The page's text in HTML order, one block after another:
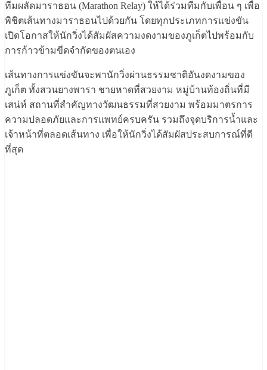
ทีมผลัดมาราธอน (Marathon Relay) ให้ได้ร่วมทีมกับเพื่อน ๆ เพื่อ
พิชิตเส้นทางมาราธอนไปด้วยกัน โดยทุกประเภทการแข่งขัน
เปิดโอกาสให้นักวิ่งได้สัมผัสความงดงามของภูเก็ตไปพร้อมกับ
การก้าวข้ามขีดจำกัดของตนเอง
เส้นทางการแข่งขันจะพานักวิ่งผ่านธรรมชาติอันงดงามของ
ภูเก็ต ทั้งสวนยางพารา ชายหาดที่สวยงาม หมู่บ้านท้องถิ่นที่มี
เสน่ห์ สถานที่สำคัญทางวัฒนธรรมที่สวยงาม พร้อมมาตรการ
ความปลอดภัยและการแพทย์ครบครัน รวมถึงจุดบริการน้ำและ
เจ้าหน้าที่ตลอดเส้นทาง เพื่อให้นักวิ่งได้สัมผัสประสบการณ์ที่ดี
ที่สุด